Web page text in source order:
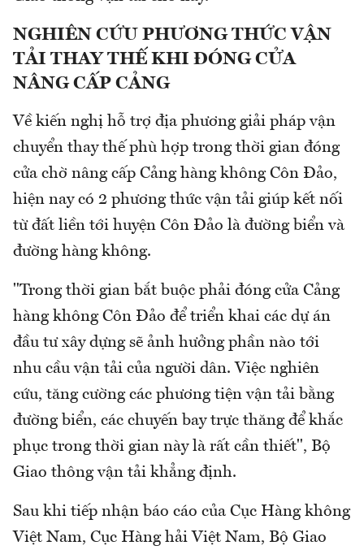
NGHIÊN CỨU PHƯƠNG THỨC VẬN
TẢI THAY THẾ KHI ĐÓNG CỬA
NÂNG CẤP CẢNG
Về kiến nghị hỗ trợ địa phương giải pháp vận
chuyển thay thế phù hợp trong thời gian đóng
cửa chờ nâng cấp Cảng hàng không Côn Đảo,
hiện nay có 2 phương thức vận tải giúp kết nối
từ đất liền tới huyện Côn Đảo là đường biển và
đường hàng không.
"Trong thời gian bắt buộc phải đóng cửa Cảng
hàng không Côn Đảo để triển khai các dự án
đầu tư xây dựng sẽ ảnh hưởng phần nào tới
nhu cầu vận tải của người dân. Việc nghiên
cứu, tăng cường các phương tiện vận tải bằng
đường biển, các chuyến bay trực thăng để khắc
phục trong thời gian này là rất cần thiết", Bộ
Giao thông vận tải khẳng định.
Sau khi tiếp nhận báo cáo của Cục Hàng không
Việt Nam, Cục Hàng hải Việt Nam, Bộ Giao